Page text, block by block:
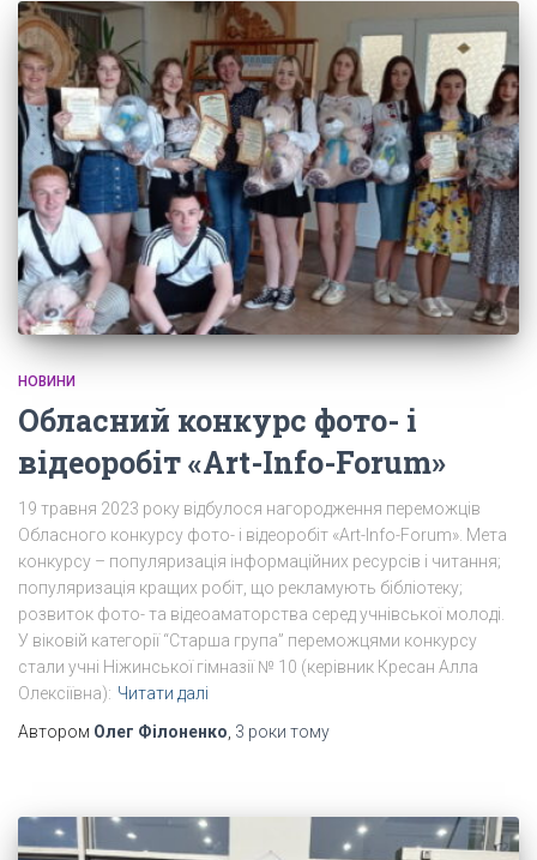
НОВИНИ
Обласний конкурс фото- і
відеоробіт «Art-Info-Forum»
19 травня 2023 року відбулося нагородження переможців
Обласного конкурсу фото- і відеоробіт «Art-Info-Forum». Мета
конкурсу – популяризація інформаційних ресурсів і читання;
популяризація кращих робіт, що рекламують бібліотеку;
розвиток фото- та відеоаматорства серед учнівської молоді.
У віковій категорії “Старша група” переможцями конкурсу
стали учні Ніжинської гімназії № 10 (керівник Кресан Алла
Олексіївна): Читати далі
Автором Олег Філоненко, 3 роки тому